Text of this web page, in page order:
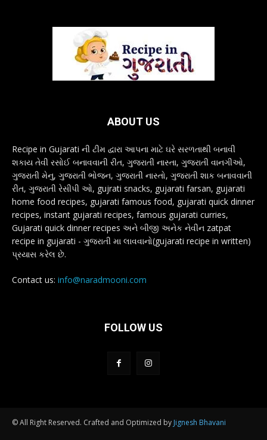
ABOUT US
Recipe in Gujarati ની ટીમ દ્વારા આપના માટે ઘરે સરળતાથી બનાવી
શકાય તેવી રસોઈ બનાવવાની રીત, ગુજરાતી નાસ્તા, ગુજરાતી વાનગીઓ,
ગુજરાતી મેનુ, ગુજરાતી ભોજન, ગુજરાતી નાસ્તો, ગુજરાતી શાક બનાવવાની
રીત, ગુજરાતી રેસીપી ઓ, gujrati snacks, gujarati farsan, gujarati
home food recipes, gujarati famous food, gujarati quick dinner
recipes, instant gujarati recipes, famous gujarati curries,
Gujarati quick dinner recipes અને બીજી અનેક નેવીન zatpat
recipe in gujarati - ગુજરાતી મા લાવવાનો(gujarati recipe in written)
પ્રયાસ કરેલ છે.
Contact us: info@naradmooni.com
FOLLOW US
© All Right Reserved. Crafted and Optimized by Jignesh Bhavani